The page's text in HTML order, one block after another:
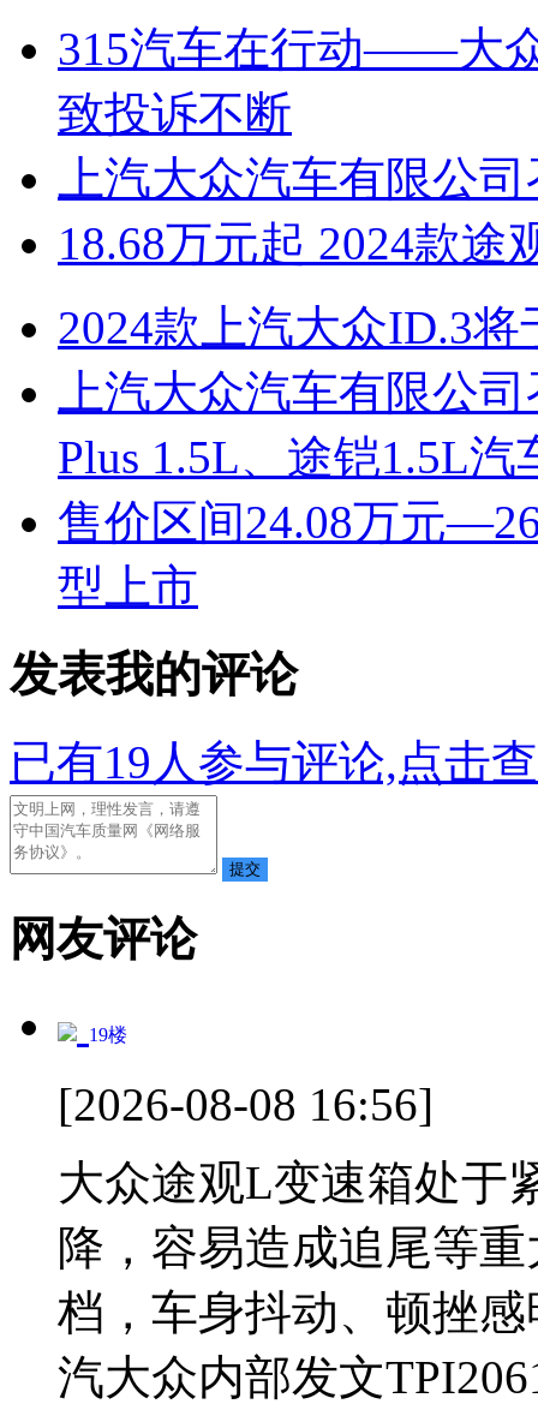
315汽车在行动——大
致投诉不断
上汽大众汽车有限公
18.68万元起 2024款
2024款上汽大众ID.3
上汽大众汽车有限公
Plus 1.5L、途铠1.5L汽
售价区间24.08万元
型上市
发表我的评论
已有19 人参与评论,点击
网友评论
19楼
[2026-08-08 16:56]
大众途观L变速箱处于
降，容易造成追尾等
档，车身抖动、顿挫
汽大众内部发文